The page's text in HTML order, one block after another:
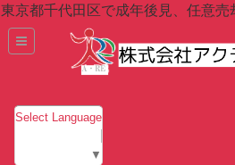
東京都千代田区で成年後見、任意売
Select Language
▼